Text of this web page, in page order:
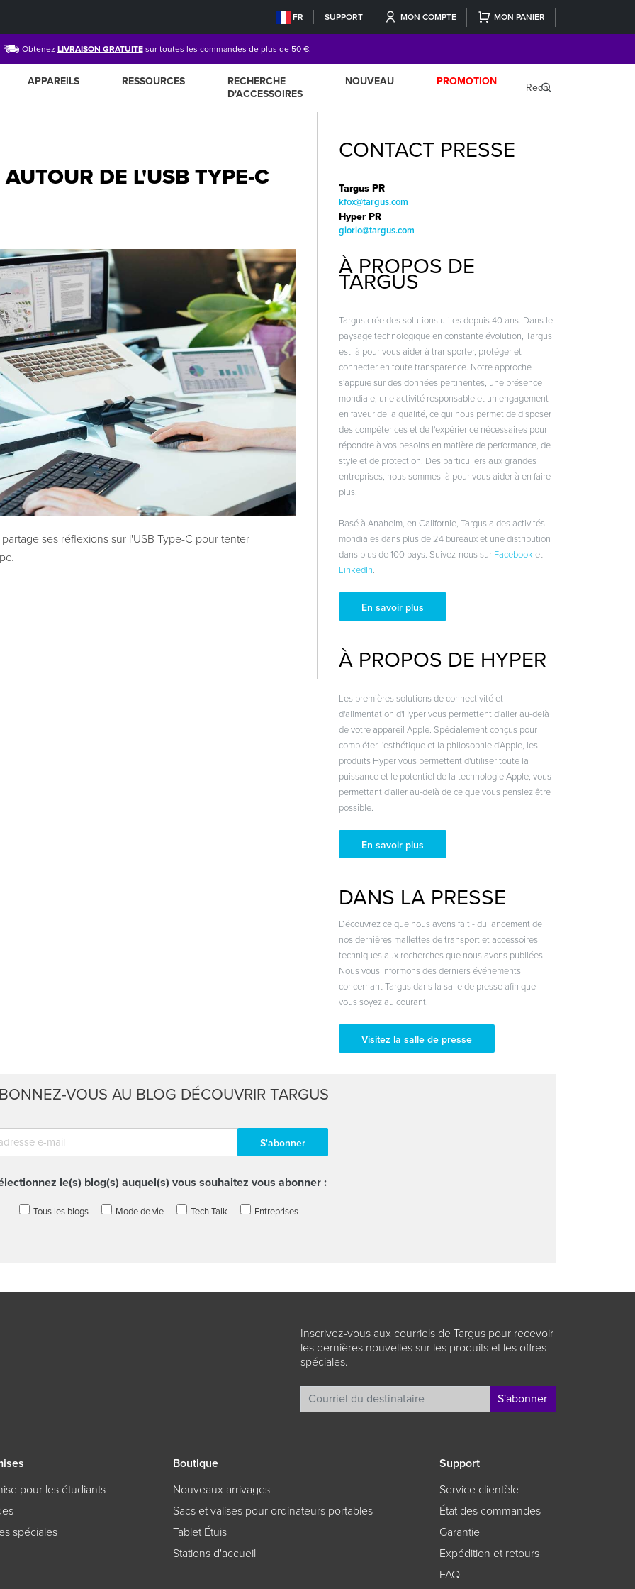
FR SUPPORT MON COMPTE MON PANIER
Obtenez LIVRAISON GRATUITE sur toutes les commandes de plus de 50 €.
APPAREILS RESSOURCES
RECHERCHE
D'ACCESSOIRES
NOUVEAU PROMOTION
DE L'USB TYPE-C
ses réflexions sur l'USB Type-C pour tenter
.
CONTACT PRESSE
Targus PR
kfox@targus.com
Hyper PR
giorio@targus.com
À PROPOS DE
TARGUS
Targus crée des solutions utiles depuis 40 ans. Dans le
paysage technologique en constante évolution, Targus
est là pour vous aider à transporter, protéger et
connecter en toute transparence. Notre approche
s'appuie sur des données pertinentes, une présence
mondiale, une activité responsable et un engagement
en faveur de la qualité, ce qui nous permet de disposer
des compétences et de l'expérience nécessaires pour
répondre à vos besoins en matière de performance, de
style et de protection. Des particuliers aux grandes
entreprises, nous sommes là pour vous aider à en faire
plus.
Basé à Anaheim, en Californie, Targus a des activités
mondiales dans plus de 24 bureaux et une distribution
dans plus de 100 pays. Suivez-nous sur Facebook et
LinkedIn.
En savoir plus
À PROPOS DE HYPER
Les premières solutions de connectivité et
d'alimentation d'Hyper vous permettent d'aller au-delà
de votre appareil Apple. Spécialement conçus pour
compléter l'esthétique et la philosophie d'Apple, les
produits Hyper vous permettent d'utiliser toute la
puissance et le potentiel de la technologie Apple, vous
permettant d'aller au-delà de ce que vous pensiez être
possible.
En savoir plus
DANS LA PRESSE
Découvrez ce que nous avons fait - du lancement de
nos dernières mallettes de transport et accessoires
techniques aux recherches que nous avons publiées.
Nous vous informons des derniers événements
concernant Targus dans la salle de presse afin que
vous soyez au courant.
Visitez la salle de presse
VOUS AU BLOG DÉCOUVRIR TARGUS
le(s) blog(s) auquel(s) vous souhaitez vous abonner :
Tous les blogs Mode de vie Tech Talk Entreprises
Inscrivez-vous aux courriels de Targus pour recevoir
les dernières nouvelles sur les produits et les offres
spéciales.
S'abonner
pour les étudiants
spéciales
Boutique
Nouveaux arrivages
Sacs et valises pour ordinateurs portables
Tablet Étuis
Stations d'accueil
Support
Service clientèle
État des commandes
Garantie
Expédition et retours
FAQ